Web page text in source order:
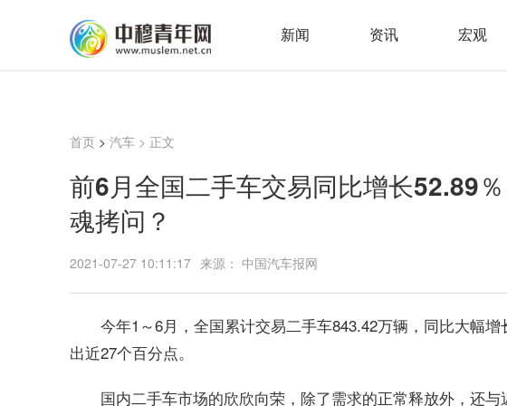
新闻 资讯 宏观
首页 > 汽车 > 正文
前6月全国二手车交易同比增长52.89
魂拷问？
2021-07-27 10:11:17 来源： 中国汽车报网
今年1～6月，全国累计交易二手车843.42万辆，同比大幅
出近27个百分点。
国内二手车市场的欣欣向荣，除了需求的正常释放外，还